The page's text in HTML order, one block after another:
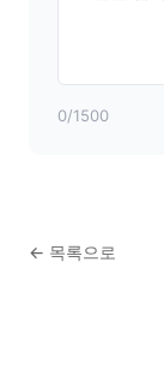
0/1500
← 목록으로